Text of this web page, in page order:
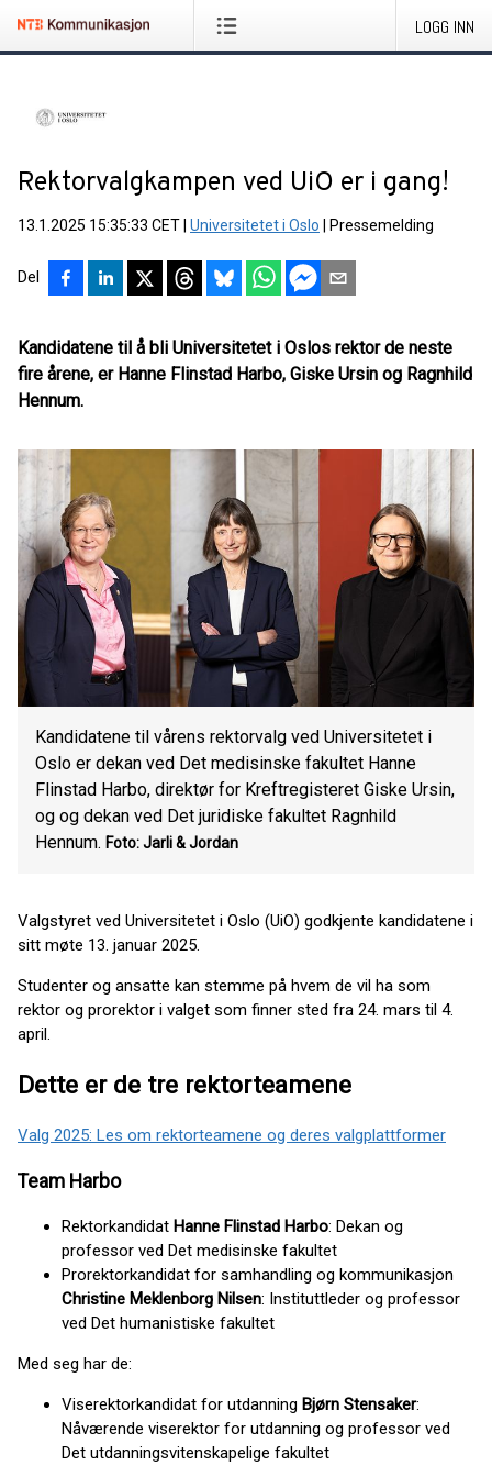
LOGG INN
Rektorvalgkampen ved UiO er i gang!
13.1.2025 15:35:33 CET Universitetet i Oslo Pressemelding
Del
Kandidatene til å bli Universitetet i Oslos rektor de neste
fire årene, er Hanne Flinstad Harbo, Giske Ursin og Ragnhild
Hennum.
Kandidatene til vårens rektorvalg ved Universitetet i
Oslo er dekan ved Det medisinske fakultet Hanne
Flinstad Harbo, direktør for Kreftregisteret Giske Ursin,
og og dekan ved Det juridiske fakultet Ragnhild
Hennum. Foto: Jarli & Jordan
Valgstyret ved Universitetet i Oslo (UiO) godkjente kandidatene i
sitt møte 13. januar 2025.
Studenter og ansatte kan stemme på hvem de vil ha som
rektor og prorektor i valget som finner sted fra 24. mars til 4.
april.
Dette er de tre rektorteamene
Valg 2025: Les om rektorteamene og deres valgplattformer
Team Harbo
Rektorkandidat Hanne Flinstad Harbo: Dekan og
professor ved Det medisinske fakultet
Prorektorkandidat for samhandling og kommunikasjon
Christine Meklenborg Nilsen: Instituttleder og professor
ved Det humanistiske fakultet
Med seg har de:
Viserektorkandidat for utdanning Bjørn Stensaker:
Nåværende viserektor for utdanning og professor ved
Det utdanningsvitenskapelige fakultet